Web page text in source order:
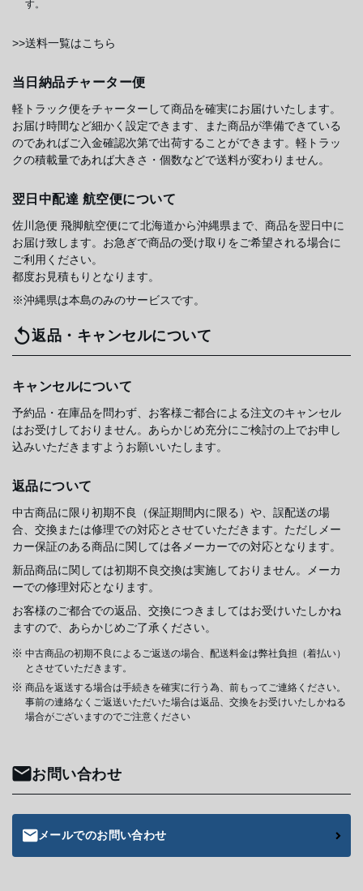
す。
>>送料一覧はこちら
当日納品チャーター便
軽トラック便をチャーターして商品を確実にお届けいたします。
お届け時間など細かく設定できます、また商品が準備できている
のであればご入金確認次第で出荷することができます。軽トラッ
クの積載量であれば大きさ・個数などで送料が変わりません。
翌日中配達 航空便について
佐川急便 飛脚航空便にて北海道から沖縄県まで、商品を翌日中に
お届け致します。お急ぎで商品の受け取りをご希望される場合に
ご利用ください。
都度お見積もりとなります。
※沖縄県は本島のみのサービスです。
返品・キャンセルについて
キャンセルについて
予約品・在庫品を問わず、お客様ご都合による注文のキャンセル
はお受けしておりません。あらかじめ充分にご検討の上でお申し
込みいただきますようお願いいたします。
返品について
中古商品に限り初期不良（保証期間内に限る）や、誤配送の場
合、交換または修理での対応とさせていただきます。ただしメー
カー保証のある商品に関しては各メーカーでの対応となります。
新品商品に関しては初期不良交換は実施しておりません。メーカ
ーでの修理対応となります。
お客様のご都合での返品、交換につきましてはお受けいたしかね
ますので、あらかじめご了承ください。
中古商品の初期不良によるご返送の場合、配送料金は弊社負担（着払い）
とさせていただきます。
商品を返送する場合は手続きを確実に行う為、前もってご連絡ください。
事前の連絡なくご返送いただいた場合は返品、交換をお受けいたしかねる
場合がございますのでご注意ください
お問い合わせ
メールでのお問い合わせ